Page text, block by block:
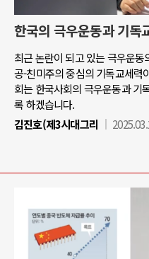
한국의 극우운동과 기독
최근 논란이 되고 있는 극우운
공-친미주의 중심의 기독교세력
회는 한국사회의 극우운동과 기
록 하겠습니다.
김진호(제3시대그리